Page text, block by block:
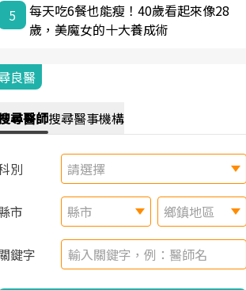
5
每天吃6餐也能瘦！40歲看起來像28
歲，美魔女的十大養成術
良醫
尋醫師搜尋醫事機構
別 請選擇
市 縣市 鄉鎮地區
鍵字